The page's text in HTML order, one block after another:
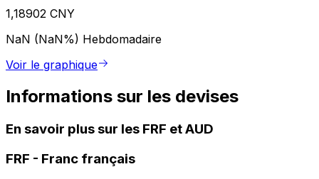
1,18902 CNY
NaN (NaN%) Hebdomadaire
Voir le graphique
Informations sur les devises
En savoir plus sur les FRF et AUD
FRF - Franc français